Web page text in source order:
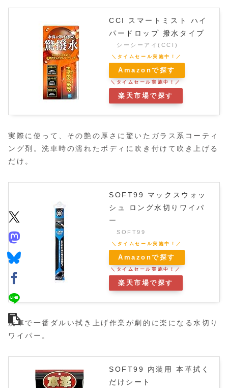
CCI スマートミスト ハイ
パードロップ 撥水タイプ
シーシーアイ(CCI)
Amazonで探す
楽天市場で探す
実際に使って、その艶の厚さに驚いたガラス系コーティ
ング剤。洗車時の濡れたボディに吹き付けて吹き上げる
だけ。
SOFT99 マックスウォッ
シュ ロング水切りワイパ
ー
SOFT99
Amazonで探す
楽天市場で探す
洗車で一番ダルい拭き上げ作業が劇的に楽になる水切り
ワイパー。
SOFT99 内装用 本革拭く
だけシート